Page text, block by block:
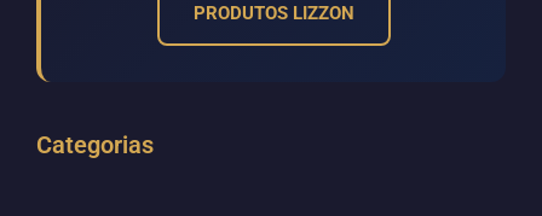
PRODUTOS LIZZON
Categorias